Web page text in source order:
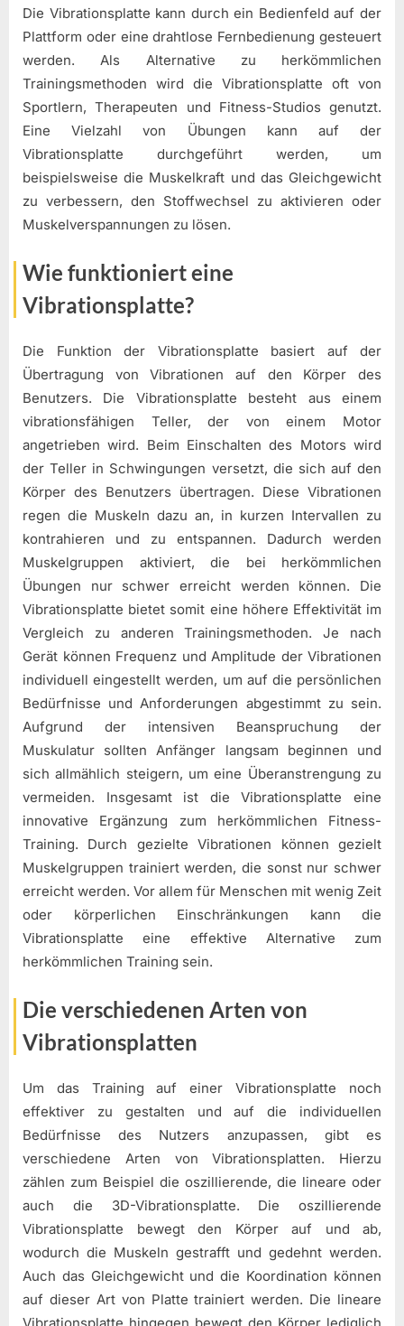
Die Vibrationsplatte kann durch ein Bedienfeld auf der
Plattform oder eine drahtlose Fernbedienung gesteuert
werden. Als Alternative zu herkömmlichen
Trainingsmethoden wird die Vibrationsplatte oft von
Sportlern, Therapeuten und Fitness-Studios genutzt.
Eine Vielzahl von Übungen kann auf der
Vibrationsplatte durchgeführt werden, um
beispielsweise die Muskelkraft und das Gleichgewicht
zu verbessern, den Stoffwechsel zu aktivieren oder
Muskelverspannungen zu lösen.
Wie funktioniert eine
Vibrationsplatte?
Die Funktion der Vibrationsplatte basiert auf der
Übertragung von Vibrationen auf den Körper des
Benutzers. Die Vibrationsplatte besteht aus einem
vibrationsfähigen Teller, der von einem Motor
angetrieben wird. Beim Einschalten des Motors wird
der Teller in Schwingungen versetzt, die sich auf den
Körper des Benutzers übertragen. Diese Vibrationen
regen die Muskeln dazu an, in kurzen Intervallen zu
kontrahieren und zu entspannen. Dadurch werden
Muskelgruppen aktiviert, die bei herkömmlichen
Übungen nur schwer erreicht werden können. Die
Vibrationsplatte bietet somit eine höhere Effektivität im
Vergleich zu anderen Trainingsmethoden. Je nach
Gerät können Frequenz und Amplitude der Vibrationen
individuell eingestellt werden, um auf die persönlichen
Bedürfnisse und Anforderungen abgestimmt zu sein.
Aufgrund der intensiven Beanspruchung der
Muskulatur sollten Anfänger langsam beginnen und
sich allmählich steigern, um eine Überanstrengung zu
vermeiden. Insgesamt ist die Vibrationsplatte eine
innovative Ergänzung zum herkömmlichen Fitness-
Training. Durch gezielte Vibrationen können gezielt
Muskelgruppen trainiert werden, die sonst nur schwer
erreicht werden. Vor allem für Menschen mit wenig Zeit
oder körperlichen Einschränkungen kann die
Vibrationsplatte eine effektive Alternative zum
herkömmlichen Training sein.
Die verschiedenen Arten von
Vibrationsplatten
Um das Training auf einer Vibrationsplatte noch
effektiver zu gestalten und auf die individuellen
Bedürfnisse des Nutzers anzupassen, gibt es
verschiedene Arten von Vibrationsplatten. Hierzu
zählen zum Beispiel die oszillierende, die lineare oder
auch die 3D-Vibrationsplatte. Die oszillierende
Vibrationsplatte bewegt den Körper auf und ab,
wodurch die Muskeln gestrafft und gedehnt werden.
Auch das Gleichgewicht und die Koordination können
auf dieser Art von Platte trainiert werden. Die lineare
Vibrationsplatte hingegen bewegt den Körper lediglich